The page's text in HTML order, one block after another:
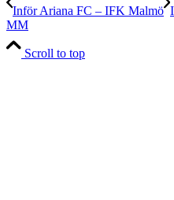
Inför Ariana FC – IFK Malmö
MM
Scroll to top